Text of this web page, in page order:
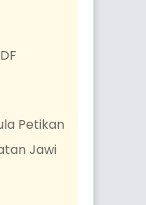
Petikan
Jawi